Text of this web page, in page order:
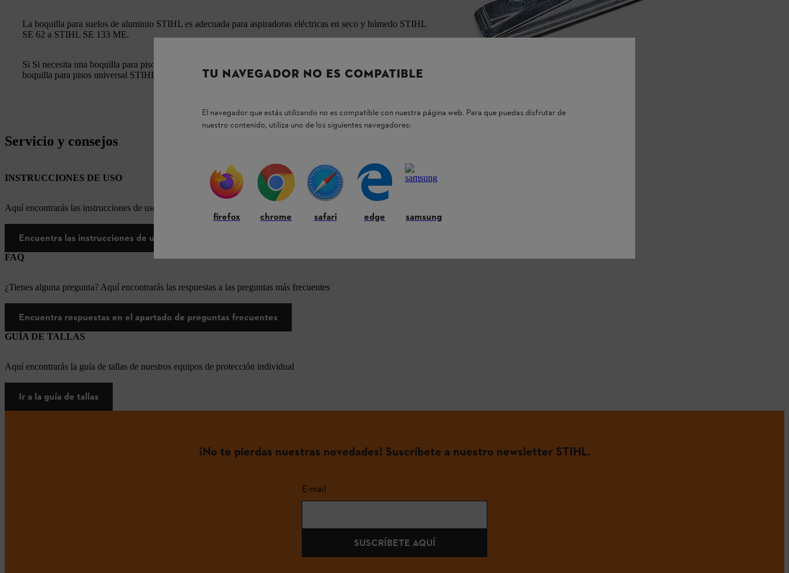
La boquilla para suelos de aluminio STIHL es adecuada para aspiradoras eléctricas en seco y húmedo STIHL
SE 62 a STIHL SE 133 ME.
Si Si necesita una boquilla para pisos que pueda usarse tanto en áreas secas como húmedas, recomendamos la
boquilla para pisos universal STIHL para STIHL SE 33 a STIHL SE 133 ME.
Servicio y consejos
INSTRUCCIONES DE USO
Aquí encontrarás las instrucciones de uso correspondientes a nuestros productos STIHL
Encuentra las instrucciones de uso aquí
FAQ
¿Tienes alguna pregunta? Aquí encontrarás las respuestas a las preguntas más frecuentes
Encuentra respuestas en el apartado de preguntas frecuentes
GUÍA DE TALLAS
Aquí encontrarás la guía de tallas de nuestros equipos de protección individual
Ir a la guía de tallas
¡No te pierdas nuestras novedades! Suscríbete a nuestro newsletter STIHL.
E-mail
SUSCRÍBETE AQUÍ
TU NAVEGADOR NO ES COMPATIBLE
El navegador que estás utilizando no es compatible con nuestra página web. Para que puedas disfrutar de
nuestro contenido, utiliza uno de los siguientes navegadores:
firefox chrome safari edge samsung